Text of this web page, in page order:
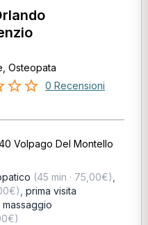
Osteopata
0 Recensioni
Volpago Del Montello
(45 min · 75,00€)
prima visita
massaggio